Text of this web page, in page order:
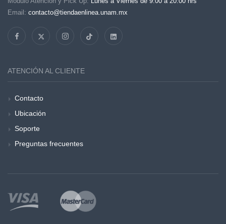
Email: contacto@tiendaenlinea.unam.mx
ATENCIÓN AL CLIENTE
Contacto
Ubicación
Soporte
Preguntas frecuentes